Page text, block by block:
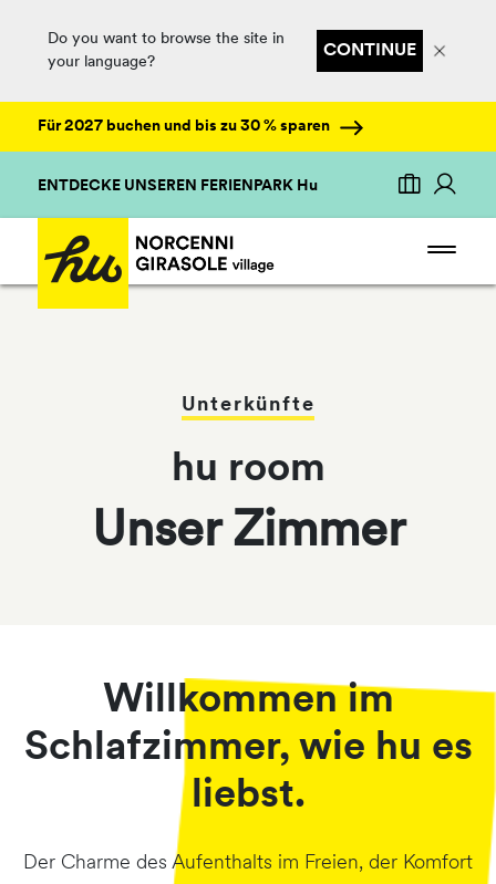
Do you want to browse the site in
your language?
CONTINUE
Für 2027 buchen und bis zu 30 % sparen
ENTDECKE UNSEREN FERIENPARK Hu
Unterkünfte
hu room
Unser Zimmer
Willkommen im
Schlafzimmer, wie hu es
liebst.
Der Charme des Aufenthalts im Freien, der Komfort